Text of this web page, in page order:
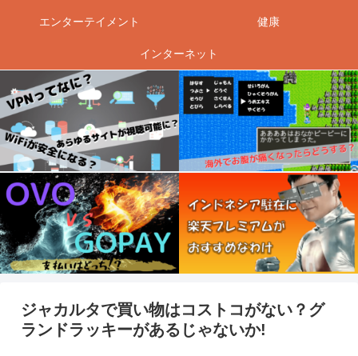
エンターテイメント 健康
インターネット
ジャカルタで買い物はコストコがない？グ
ランドラッキーがあるじゃないか!